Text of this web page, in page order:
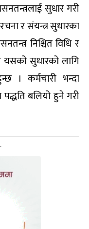
सुधार गरी
र संयन्त्र सुधारका
निश्चित विधि र
यसको सुधारको लागि
। कर्मचारी भन्दा
पद्धति बलियो हुने गरी